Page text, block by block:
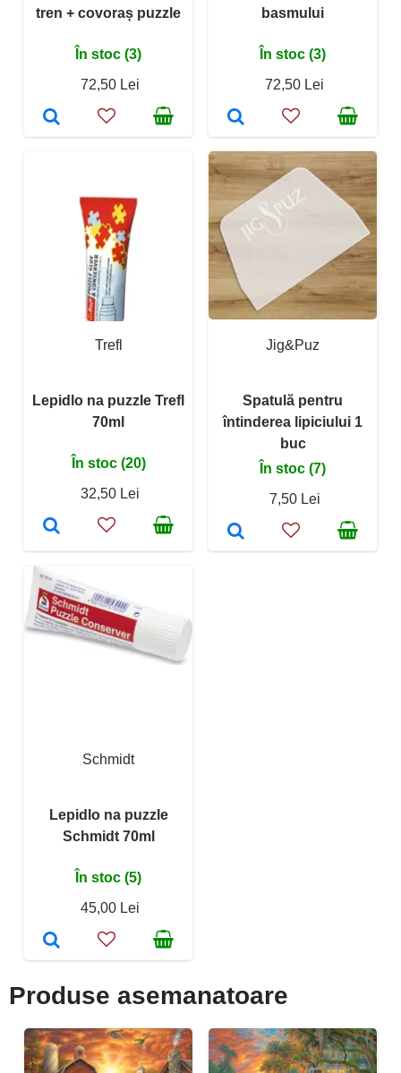
tren + covoraș puzzle
În stoc (3)
72,50 Lei
basmului
În stoc (3)
72,50 Lei
Trefl
Lepidlo na puzzle Trefl
70ml
În stoc (20)
32,50 Lei
Jig&Puz
Spatulă pentru
întinderea lipiciului 1
buc
În stoc (7)
7,50 Lei
Schmidt
Lepidlo na puzzle
Schmidt 70ml
În stoc (5)
45,00 Lei
Produse asemanatoare